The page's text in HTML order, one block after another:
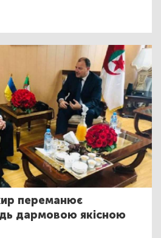
переманює
дармовою якісною